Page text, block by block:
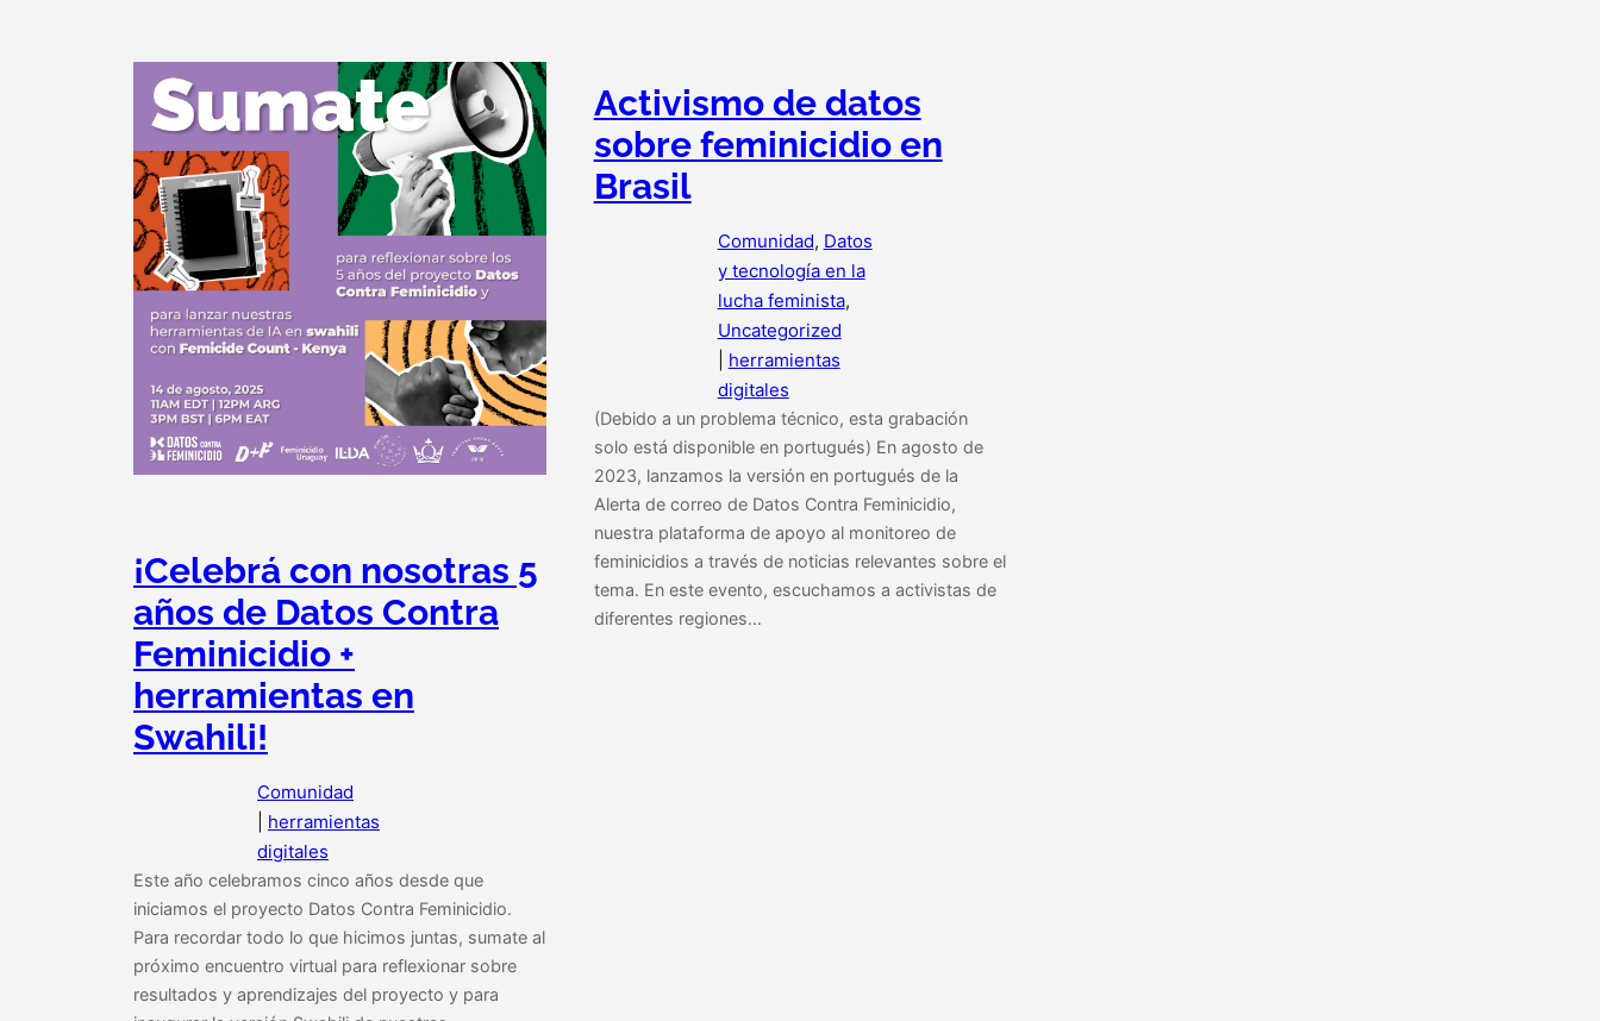
¡Celebrá con nosotras 5
años de Datos Contra
Feminicidio +
herramientas en
Swahili!
Comunidad
herramientas
digitales
Este año celebramos cinco años desde que
iniciamos el proyecto Datos Contra Feminicidio.
Para recordar todo lo que hicimos juntas, sumate al
próximo encuentro virtual para reflexionar sobre
resultados y aprendizajes del proyecto y para
Activismo de datos
sobre feminicidio en
Brasil
Comunidad, Datos
y tecnología en la
lucha feminista
Uncategorized
herramientas
digitales
(Debido a un problema técnico, esta grabación
solo está disponible en portugués) En agosto de
2023, lanzamos la versión en portugués de la
Alerta de correo de Datos Contra Feminicidio,
nuestra plataforma de apoyo al monitoreo de
feminicidios a través de noticias relevantes sobre el
tema. En este evento, escuchamos a activistas de
diferentes regiones…